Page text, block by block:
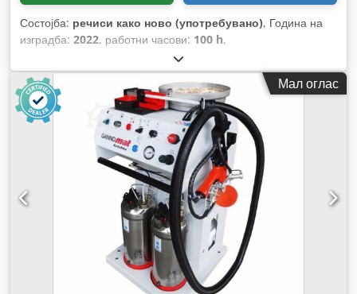
Состојба: речиси како ново (употребувано), Година на
изградба: 2022, работни часови: 100 h,
Мал оглас